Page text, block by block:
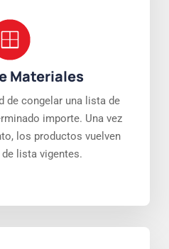
Materiales
de congelar una lista de
importe. Una vez
los productos vuelven
lista vigentes.